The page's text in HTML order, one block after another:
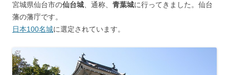
宮城県仙台市の仙台城 、通称、 青葉城に行ってきました。仙台
藩の藩庁です。
日本100名城に選定されています。